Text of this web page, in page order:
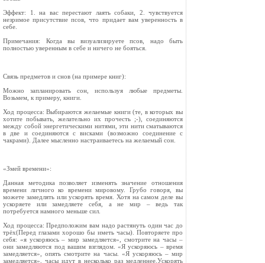
Эффект: 1. на вас перестают лаять собаки, 2. чувствуется
незримое присутствие псов, что придает вам уверенность в
себе.
Примечания: Когда вы визуализируете псов, надо быть
полностью уверенным в себе и ничего не бояться.
Связь предметов и снов (на примере книг):
Можно запланировать сон, используя любые предметы.
Возьмем, к примеру, книги.
Ход процесса: Выбираются желаемые книги (те, в которых вы
хотите побывать, желательно их прочесть ;-), соединяются
между собой энергетическими нитями, эти нити сматываются
в две и соединяются с висками (возможно соединение с
чакрами). Далее мысленно настраиваетесь на желаемый сон.
«Змей времени»:
Данная методика позволяет изменять значение отношения
времени личного ко времени мировому. Грубо говоря, вы
можете замедлять или ускорять время. Хотя на самом деле вы
ускоряете или замедляете себя, а не мир – ведь так
потребуется намного меньше сил.
Ход процесса: Предположим вам надо растянуть один час до
трёх(Перед глазами хорошо бы иметь часы). Повторяете про
себя: «я ускоряюсь – мир замедляется», смотрите на часы –
они замедляются под вашим взглядом. «Я ускоряюсь – время
замедляется», опять смотрите на часы. «Я ускоряюсь – мир
замедляется», часы идут в несколько раз медленнее.Ускорять